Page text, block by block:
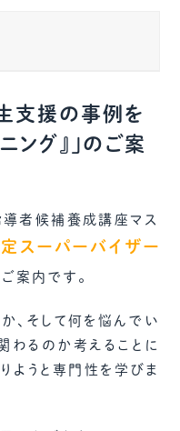
支援の事例を
ング』」のご案
者候補養成講座マス
スーパーバイザー
案内です。
、そして何を悩んでい
わるのか考えることに
ようと専門性を学びま